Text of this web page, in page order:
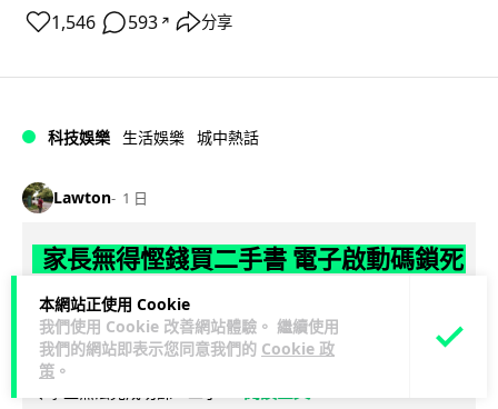
本網站正使用 Cookie
我們使用 Cookie 改善網站體驗。 繼續使用
我們的網站即表示您同意我們的 Cookie 政
策 。
1,546 593 ↗ 分享
科技娛樂 生活娛樂 城中熱話
Lawton 1 日
家長無得慳錢買二手書 電子啟動碼鎖死
二手教科書 學生無法做功課
社福界立法會議員陳文宜指，一間中學書單價錢按年加 14.7%
遠超通漲，令家長難以負擔。而且電子教材啟動碼這項設計，